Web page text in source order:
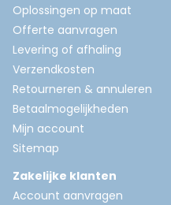
Oplossingen op maat
Offerte aanvragen
Levering of afhaling
Verzendkosten
Retourneren & annuleren
Betaalmogelijkheden
Mijn account
Sitemap
Zakelijke klanten
Account aanvragen